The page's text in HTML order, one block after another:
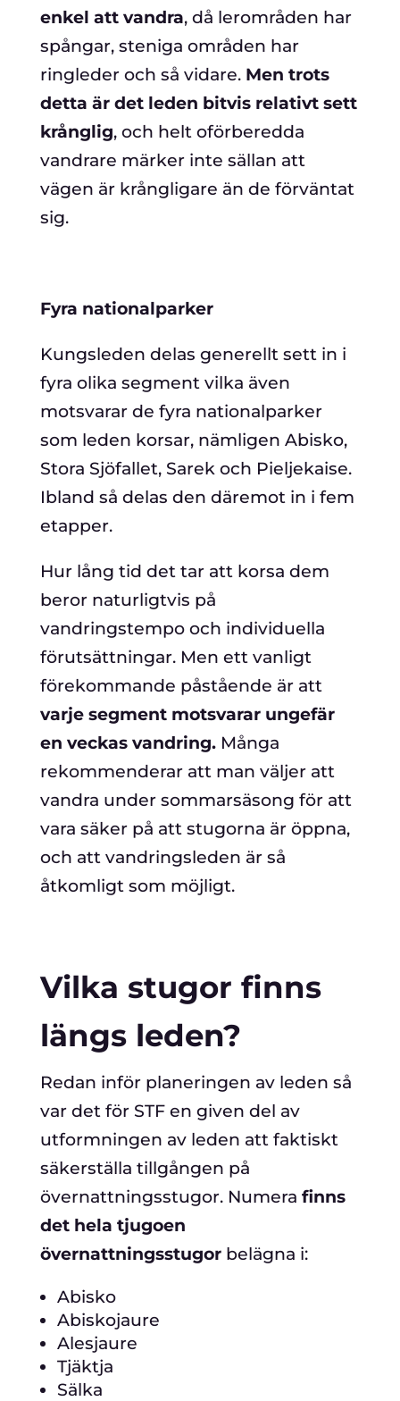
enkel att vandra, då lerområden har
spångar, steniga områden har
ringleder och så vidare. Men trots
detta är det leden bitvis relativt sett
krånglig, och helt oförberedda
vandrare märker inte sällan att
vägen är krångligare än de förväntat
sig.
Fyra nationalparker
Kungsleden delas generellt sett in i
fyra olika segment vilka även
motsvarar de fyra nationalparker
som leden korsar, nämligen Abisko,
Stora Sjöfallet, Sarek och Pieljekaise.
Ibland så delas den däremot in i fem
etapper.
Hur lång tid det tar att korsa dem
beror naturligtvis på
vandringstempo och individuella
förutsättningar. Men ett vanligt
förekommande påstående är att
varje segment motsvarar ungefär
en veckas vandring.Många
rekommenderar att man väljer att
vandra under sommarsäsong för att
vara säker på att stugorna är öppna,
och att vandringsleden är så
åtkomligt som möjligt.
Vilka stugor finns
längs leden?
Redan inför planeringen av leden så
var det för STF en given del av
utformningen av leden att faktiskt
säkerställa tillgången på
övernattningsstugor. Numera finns
det hela tjugoen
övernattningsstugor belägna i:
Abisko
Abiskojaure
Alesjaure
Tjäktja
Sälka